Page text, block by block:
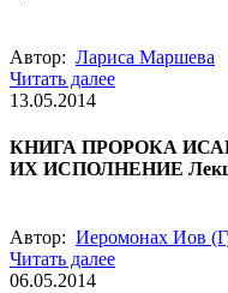
Автор: Лариса Маршева
Читать далее
13.05.2014
КНИГА ПРОРОКА
ИХ ИСПОЛНЕНИЕ
Автор: Иеромонах Иов
Читать далее
06.05.2014